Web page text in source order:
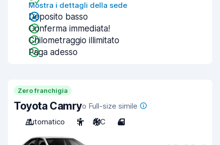
Mostra i dettagli della sede
Deposito basso
Conferma immediata!
Chilometraggio illimitato
Paga adesso
Zero franchigia
Toyota Camryo Full-size simile
Automatico
5 A/C 4